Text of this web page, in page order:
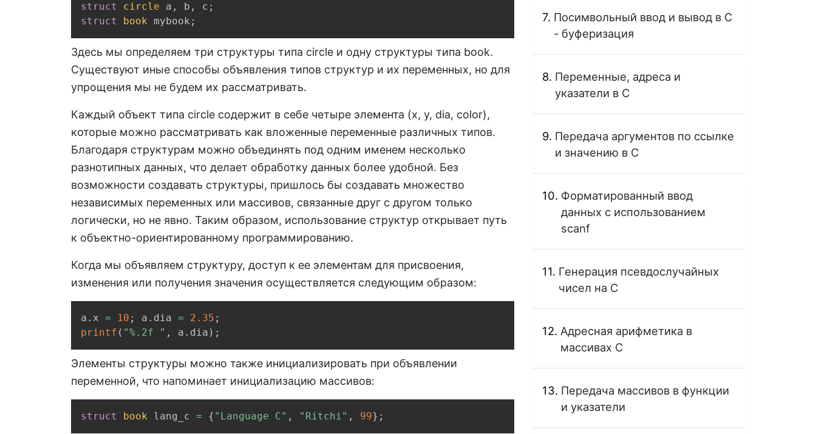
struct circle a , b , c ;
struct
book mybook ;
Здесь мы определяем три структуры типа circle и одну структуры типа book.
Существуют иные способы объявления типов структур и их переменных, но для
упрощения мы не будем их рассматривать.
Каждый объект типа circle содержит в себе четыре элемента (x, y, dia, color),
которые можно рассматривать как вложенные переменные различных типов.
Благодаря структурам можно объединять под одним именем несколько
разнотипных данных, что делает обработку данных более удобной. Без
возможности создавать структуры, пришлось бы создавать множество
независимых переменных или массивов, связанные друг с другом только
логически, но не явно. Таким образом, использование структур открывает путь
к объектно-ориентированному программированию.
Когда мы объявляем структуру, доступ к ее элементам для присвоения,
изменения или получения значения осуществляется следующим образом:
a . x = 10 ; a . dia = 2.35 ;
printf ( "%.2f " , a . dia ) ;
Элементы структуры можно также инициализировать при объявлении
переменной, что напоминает инициализацию массивов:
struct book lang_c = { "Language C" , "Ritchi" , 99} ;
Посимвольный ввод и вывод в C
- буферизация
Переменные, адреса и
указатели в C
Передача аргументов по ссылке
и значению в C
Форматированный ввод
данных с использованием
scanf
Генерация псевдослучайных
чисел на C
Адресная арифметика в
массивах C
Передача массивов в функции
и указатели